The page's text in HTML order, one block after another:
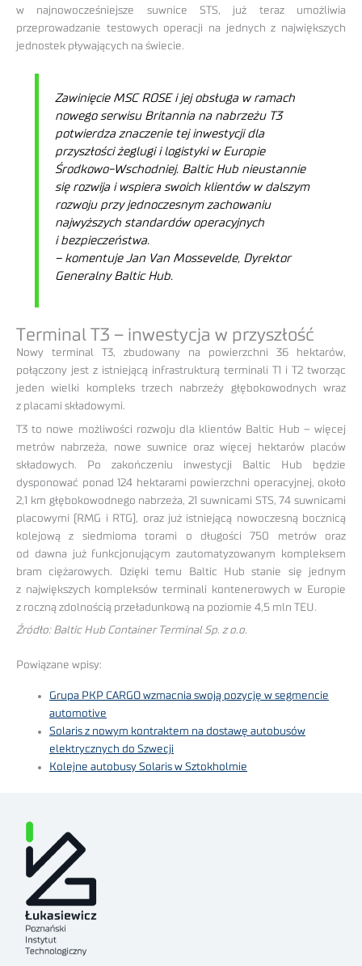
w najnowocześniejsze suwnice STS, już teraz umożliwia
przeprowadzanie testowych operacji na jednych z największych
jednostek pływających na świecie.
Zawinięcie MSC ROSE i jej obsługa w ramach
nowego serwisu Britannia na nabrzeżu T3
potwierdza znaczenie tej inwestycji dla
przyszłości żeglugi i logistyki w Europie
Środkowo-Wschodniej. Baltic Hub nieustannie
się rozwija i wspiera swoich klientów w dalszym
rozwoju przy jednoczesnym zachowaniu
najwyższych standardów operacyjnych
i bezpieczeństwa.
– komentuje Jan Van Mossevelde, Dyrektor
Generalny Baltic Hub.
Terminal T3 – inwestycja w przyszłość
Nowy terminal T3, zbudowany na powierzchni 36 hektarów,
połączony jest z istniejącą infrastrukturą terminali T1 i T2 tworząc
jeden wielki kompleks trzech nabrzeży głębokowodnych wraz
z placami składowymi.
T3 to nowe możliwości rozwoju dla klientów Baltic Hub – więcej
metrów nabrzeża, nowe suwnice oraz więcej hektarów placów
składowych. Po zakończeniu inwestycji Baltic Hub będzie
dysponować ponad 124 hektarami powierzchni operacyjnej, około
2,1 km głębokowodnego nabrzeża, 21 suwnicami STS, 74 suwnicami
placowymi (RMG i RTG), oraz już istniejącą nowoczesną bocznicą
kolejową z siedmioma torami o długości 750 metrów oraz
od dawna już funkcjonującym zautomatyzowanym kompleksem
bram ciężarowych. Dzięki temu Baltic Hub stanie się jednym
z największych kompleksów terminali kontenerowych w Europie
z roczną zdolnością przeładunkową na poziomie 4,5 mln TEU.
Źródło: Baltic Hub Container Terminal Sp. z o.o.
Powiązane wpisy:
Grupa PKP CARGO wzmacnia swoją pozycję w segmencie
automotive
Solaris z nowym kontraktem na dostawę autobusów
elektrycznych do Szwecji
Kolejne autobusy Solaris w Sztokholmie